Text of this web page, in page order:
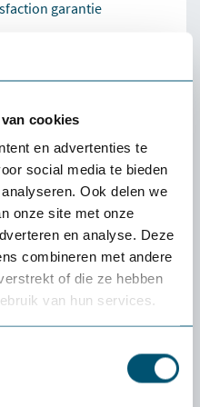
cookies
en advertenties te
social media te bieden
Ook delen we
onze site met onze
en analyse. Deze
combineren met andere
of die ze hebben
van hun services.
garantie
9100 Lampe de
Broadwing Touchless est la
créer un lieu de